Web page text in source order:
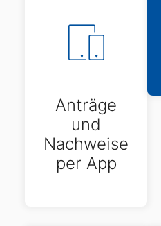
Anträge
und
Nachweise
per App